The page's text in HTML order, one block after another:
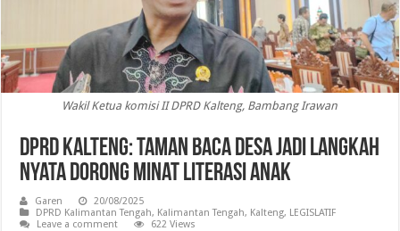
Wakil Ketua komisi II DPRD Kalteng, Bambang Irawan
DPRD Kalteng: Taman Baca Desa Jadi Langkah
Nyata Dorong Minat Literasi Anak
Garen
20/08/2025
DPRD Kalimantan Tengah, Kalimantan Tengah, Kalteng, LEGISLATIF
Leave a comment
622 Views